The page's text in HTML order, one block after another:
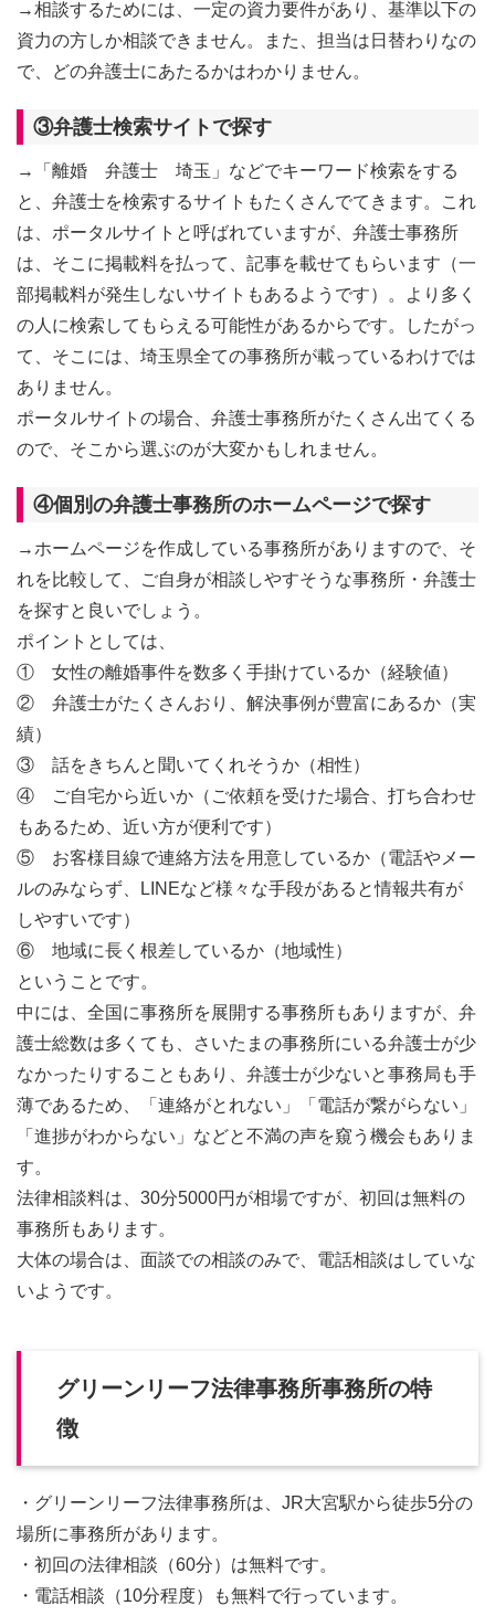
→相談するためには、一定の資力要件があり、基準以下の
資力の方しか相談できません。また、担当は日替わりなの
で、どの弁護士にあたるかはわかりません。
③弁護士検索サイトで探す
→「離婚 弁護士 埼玉」などでキーワード検索をする
と、弁護士を検索するサイトもたくさんでてきます。これ
は、ポータルサイトと呼ばれていますが、弁護士事務所
は、そこに掲載料を払って、記事を載せてもらいます（一
部掲載料が発生しないサイトもあるようです）。より多く
の人に検索してもらえる可能性があるからです。したがっ
て、そこには、埼玉県全ての事務所が載っているわけでは
ありません。
ポータルサイトの場合、弁護士事務所がたくさん出てくる
ので、そこから選ぶのが大変かもしれません。
④個別の弁護士事務所のホームページで探す
→ホームページを作成している事務所がありますので、そ
れを比較して、ご自身が相談しやすそうな事務所・弁護士
を探すと良いでしょう。
ポイントとしては、
① 女性の離婚事件を数多く手掛けているか（経験値）
② 弁護士がたくさんおり、解決事例が豊富にあるか（実
績）
③ 話をきちんと聞いてくれそうか（相性）
④ ご自宅から近いか（ご依頼を受けた場合、打ち合わせ
もあるため、近い方が便利です）
⑤ お客様目線で連絡方法を用意しているか（電話やメー
ルのみならず、LINEなど様々な手段があると情報共有が
しやすいです）
⑥ 地域に長く根差しているか（地域性）
ということです。
中には、全国に事務所を展開する事務所もありますが、弁
護士総数は多くても、さいたまの事務所にいる弁護士が少
なかったりすることもあり、弁護士が少ないと事務局も手
薄であるため、「連絡がとれない」「電話が繋がらない」
「進捗がわからない」などと不満の声を窺う機会もありま
す。
法律相談料は、30分5000円が相場ですが、初回は無料の
事務所もあります。
大体の場合は、面談での相談のみで、電話相談はしていな
いようです。
グリーンリーフ法律事務所事務所の特
徴
・グリーンリーフ法律事務所は、JR大宮駅から徒歩5分の
場所に事務所があります。
・初回の法律相談（60分）は無料です。
・電話相談（10分程度）も無料で行っています。